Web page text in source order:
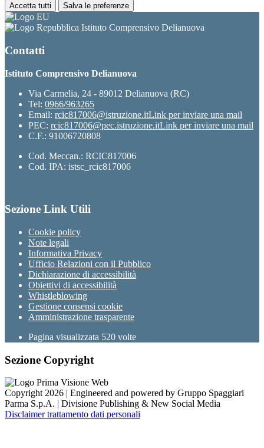
Accetta tutti Salva le preferenze
Istituto Comprensivo Delianuova
Contatti
Istituto Comprensivo Delianuova
Via Carmelia, 24 - 89012 Delianuova (RC)
Tel: 0966/963265
Email: rcic817006@istruzione.itLink per inviare una mail
PEC: rcic817006@pec.istruzione.itLink per inviare una mail
C.F.: 91006720808
Cod. Meccan.: RCIC817006
Cod. IPA: istsc_rcic817006
Sezione Link Utili
Cookie policy
Note legali
Informativa Privacy
Ufficio Relazioni con il Pubblico
Dichiarazione di accessibilità
Obiettivi di accessibilità
Whistleblowing
Gestione consensi cookie
Amministrazione trasparente
Pagina visualizzata 520 volte
Sezione Copyright
Copyright 2026 | Engineered and powered by Gruppo Spaggiari
Parma S.p.A. | Divisione Publishing & New Social Media
Disclaimer trattamento dati personali